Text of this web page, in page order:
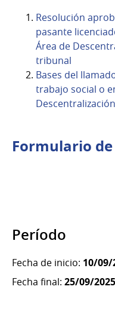
Resolución
pasante
Área de
tribunal
Bases del
trabajo social o
Descentralización
Formulario
Período
Fecha de inicio: 10/09/
Fecha final: 25/09/2025